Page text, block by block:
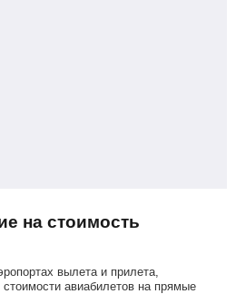
на стоимость
вылета и прилета,
авиабилетов на прямые